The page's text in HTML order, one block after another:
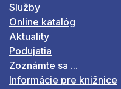
Služby
Online katalóg
Aktuality
Podujatia
Zoznámte sa ...
Informácie pre knižnice